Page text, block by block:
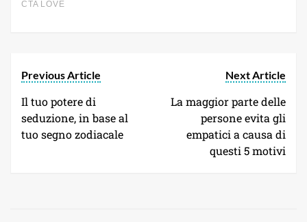
Previous Article
Il tuo potere di
seduzione, in base al
tuo segno zodiacale
Next Article
La maggior parte delle
persone evita gli
empatici a causa di
questi 5 motivi